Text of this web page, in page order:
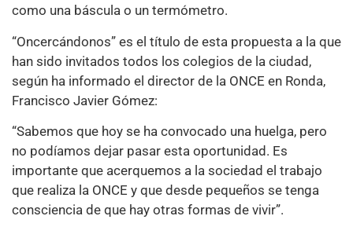
como una báscula o un termómetro.
“Oncercándonos” es el título de esta propuesta a la que
han sido invitados todos los colegios de la ciudad,
según ha informado el director de la ONCE en Ronda,
Francisco Javier Gómez:
“Sabemos que hoy se ha convocado una huelga, pero
no podíamos dejar pasar esta oportunidad. Es
importante que acerquemos a la sociedad el trabajo
que realiza la ONCE y que desde pequeños se tenga
consciencia de que hay otras formas de vivir”.